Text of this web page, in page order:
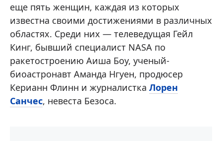
еще пять женщин, каждая из которых
известна своими достижениями в различных
областях. Среди них — телеведущая Гейл
Кинг, бывший специалист NASA по
ракетостроению Аиша Боу, ученый-
биоастронавт Аманда Нгуен, продюсер
Керианн Флинн и журналистка Лорен
Санчес, невеста Безоса.